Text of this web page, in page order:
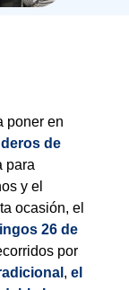
poner en
de
para
y el
ocasión, el
26 de
por
, el